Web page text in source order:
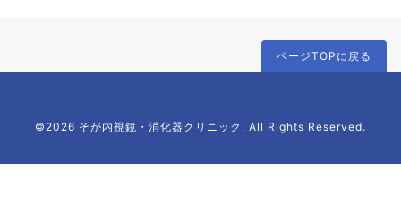
ページTOPに戻る
©2026 そが内視鏡・消化器クリニック. All Rights Reserved.